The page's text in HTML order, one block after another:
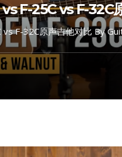
F-25C vs F-
vs F-32C原声吉他对比 By